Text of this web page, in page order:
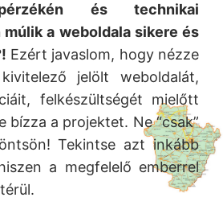
és technikai
a weboldala sikere és
Ezért javaslom, hogy nézze
jelölt weboldalát,
felkészültségét mielőtt
bízza a projektet. Ne “csak”
Tekintse azt inkább
a megfelelő emberrel